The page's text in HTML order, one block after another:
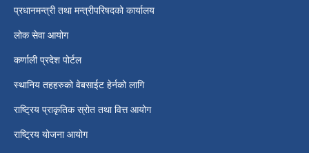
प्रधानमन्त्री तथा मन्त्रीपरिषदको कार्यालय
लोक सेवा आयोग
कर्णाली प्रदेश पोर्टल
स्थानिय तहहरुको वेबसाईट हेर्नको लागि
राष्ट्रिय प्राकृतिक स्रोत तथा वित्त आयोग
राष्ट्रिय योजना आयोग